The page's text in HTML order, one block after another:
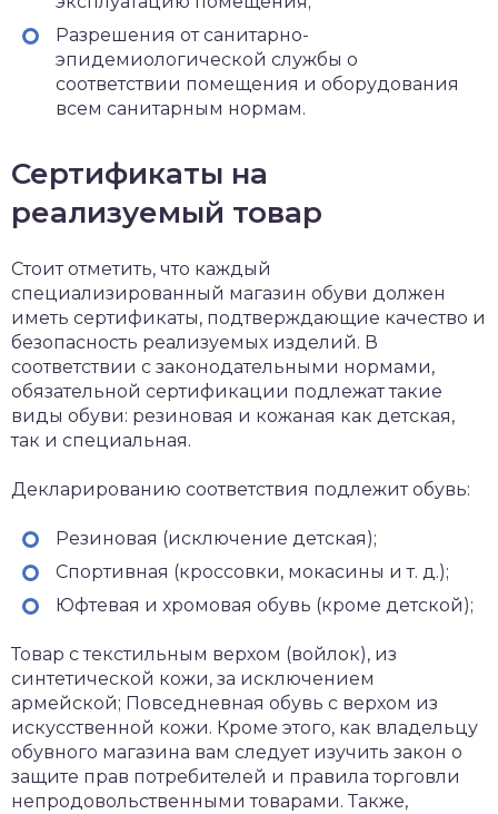
Разрешения от санитарно-
эпидемиологической службы о
соответствии помещения и оборудования
всем санитарным нормам.
Сертификаты на
реализуемый товар
Стоит отметить, что каждый
специализированный магазин обуви должен
иметь сертификаты, подтверждающие качество и
безопасность реализуемых изделий. В
соответствии с законодательными нормами,
обязательной сертификации подлежат такие
виды обуви: резиновая и кожаная как детская,
так и специальная.
Декларированию соответствия подлежит обувь:
Резиновая (исключение детская);
Спортивная (кроссовки, мокасины и т. д.);
Юфтевая и хромовая обувь (кроме детской);
Товар с текстильным верхом (войлок), из
синтетической кожи, за исключением
армейской; Повседневная обувь с верхом из
искусственной кожи. Кроме этого, как владельцу
обувного магазина вам следует изучить закон о
защите прав потребителей и правила торговли
непродовольственными товарами. Также,